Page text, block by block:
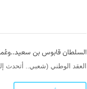
السلطان قابوس بن
العقد الوطني (شعبي.. أتحدث إليكم كـ«سلطان مسقط